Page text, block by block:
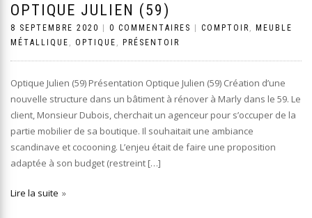
OPTIQUE JULIEN (59)
8 SEPTEMBRE 2020 | 0 COMMENTAIRES | COMPTOIR
MEUBLE
MÉTALLIQUE
OPTIQUE PRÉSENTOIR
Optique Julien (59) Présentation Optique Julien (59) Création d’une
nouvelle structure dans un bâtiment à rénover à Marly dans le 59. Le
client, Monsieur Dubois, cherchait un agenceur pour s’occuper de la
partie mobilier de sa boutique. Il souhaitait une ambiance
scandinave et cocooning. L’enjeu était de faire une proposition
adaptée à son budget (restreint […]
Lire la suite